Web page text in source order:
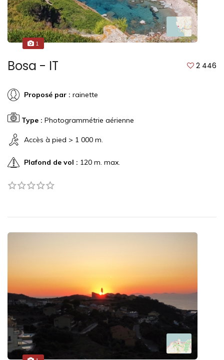
1
Bosa - IT 2 446
Proposé par : rainette
Type : Photogrammétrie aérienne
Accès à pied > 1 000 m.
Plafond de vol : 120 m. max.